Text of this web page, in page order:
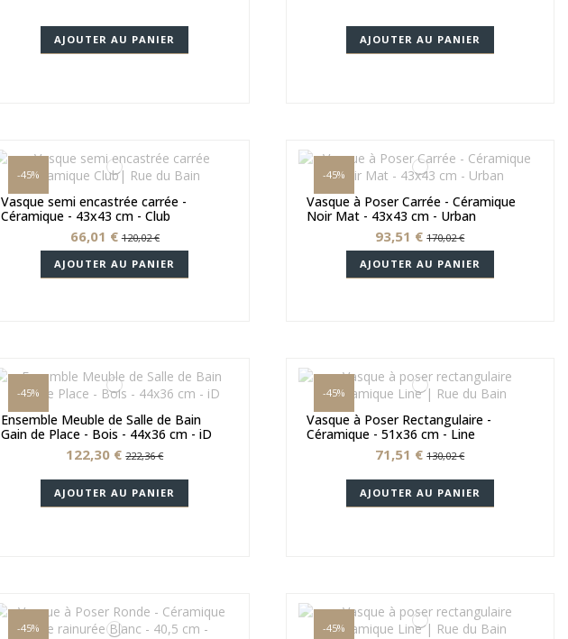
AJOUTER AU PANIER AJOUTER AU PANIER
-45%
Vasque semi encastrée carrée -
Céramique - 43x43 cm - Club
66,01 €120,02 €
AJOUTER AU PANIER
-45%
Vasque à Poser Carrée - Céramique
Noir Mat - 43x43 cm - Urban
93,51 €170,02 €
AJOUTER AU PANIER
-45%
Ensemble Meuble de Salle de Bain
Gain de Place - Bois - 44x36 cm - iD
122,30 €222,36 €
AJOUTER AU PANIER
-45%
Vasque à Poser Rectangulaire -
Céramique - 51x36 cm - Line
71,51 €130,02 €
AJOUTER AU PANIER
-45% -45%